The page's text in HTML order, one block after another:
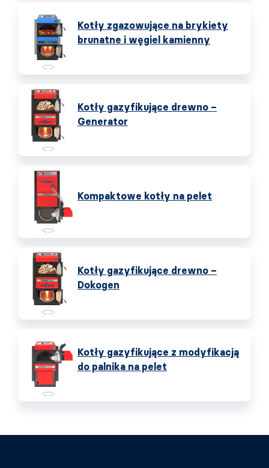
Kotły zgazowujące na brykiety
brunatne i węgiel kamienny
Kotły gazyfikujące drewno –
Generator
Kompaktowe kotły na pelet
Kotły gazyfikujące drewno –
Dokogen
Kotły gazyfikujące z modyfikacją
do palnika na pelet